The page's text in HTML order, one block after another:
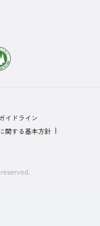
イドライン
関する基本方針